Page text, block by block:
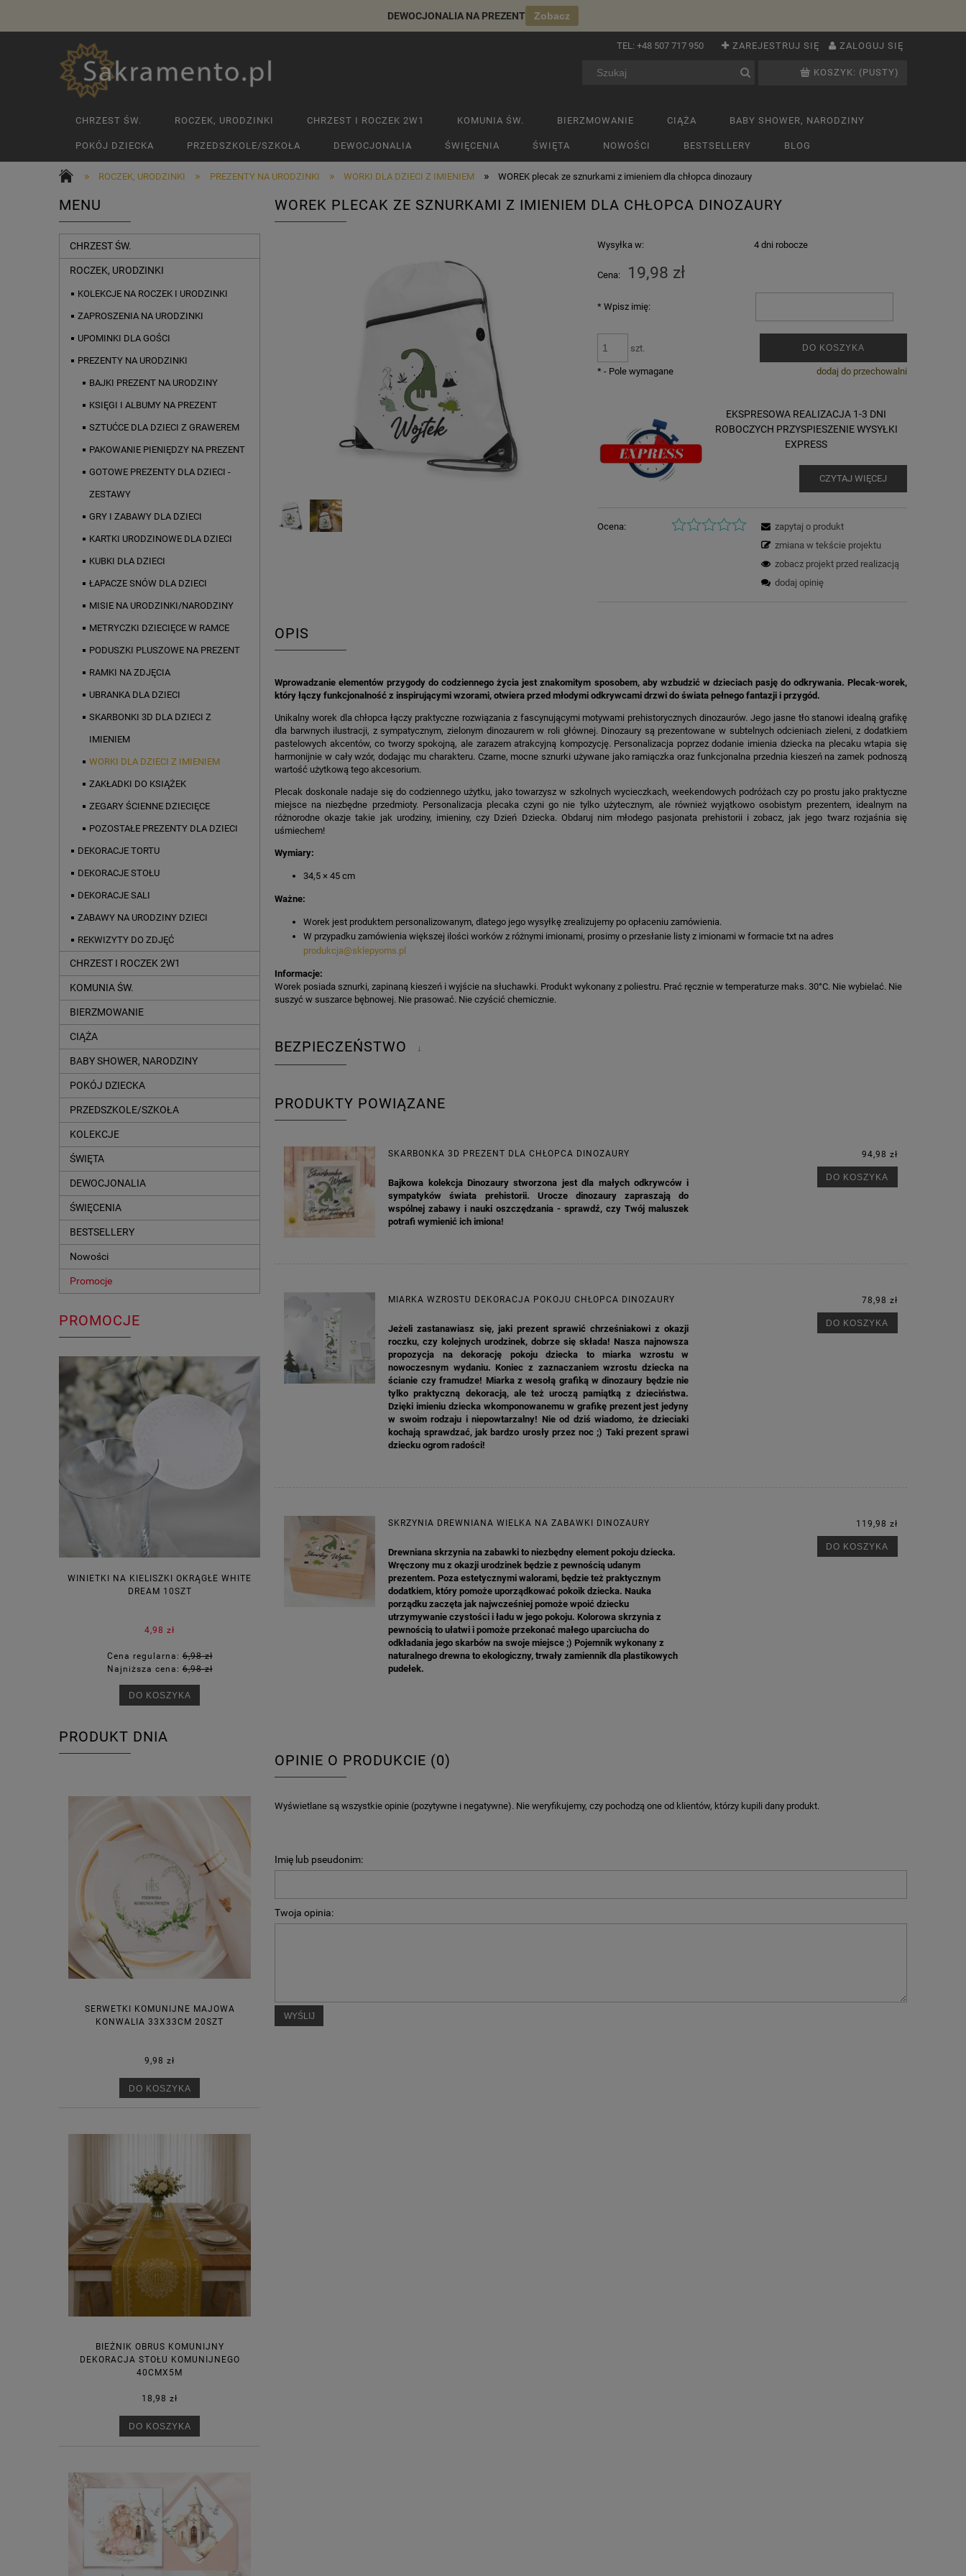
DEWOCJONALIA NA PREZENT Zobacz
ZAREJESTRUJ SIĘ ZALOGUJ SIĘ
TEL: +48 507 717 950
KOSZYK: (PUSTY)
CHRZEST ŚW. ROCZEK, URODZINKI CHRZEST I ROCZEK 2W1 KOMUNIA ŚW. BIERZMOWANIE CIĄŻA BABY SHOWER, NARODZINY
POKÓJ DZIECKA PRZEDSZKOLE/SZKOŁA DEWOCJONALIA ŚWIĘCENIA ŚWIĘTA NOWOŚCI BESTSELLERY BLOG
» ROCZEK, URODZINKI » PREZENTY NA URODZINKI » WORKI DLA DZIECI Z IMIENIEM » WOREK plecak ze sznurkami z imieniem dla chłopca dinozaury
MENU
CHRZEST ŚW.
ROCZEK, URODZINKI
KOLEKCJE NA ROCZEK I URODZINKI
ZAPROSZENIA NA URODZINKI
UPOMINKI DLA GOŚCI
PREZENTY NA URODZINKI
BAJKI PREZENT NA URODZINY
KSIĘGI I ALBUMY NA PREZENT
SZTUĆCE DLA DZIECI Z GRAWEREM
PAKOWANIE PIENIĘDZY NA PREZENT
GOTOWE PREZENTY DLA DZIECI -
ZESTAWY
GRY I ZABAWY DLA DZIECI
KARTKI URODZINOWE DLA DZIECI
KUBKI DLA DZIECI
ŁAPACZE SNÓW DLA DZIECI
MISIE NA URODZINKI/NARODZINY
METRYCZKI DZIECIĘCE W RAMCE
PODUSZKI PLUSZOWE NA PREZENT
RAMKI NA ZDJĘCIA
UBRANKA DLA DZIECI
SKARBONKI 3D DLA DZIECI Z
IMIENIEM
WORKI DLA DZIECI Z IMIENIEM
ZAKŁADKI DO KSIĄŻEK
ZEGARY ŚCIENNE DZIECIĘCE
POZOSTAŁE PREZENTY DLA DZIECI
DEKORACJE TORTU
DEKORACJE STOŁU
DEKORACJE SALI
ZABAWY NA URODZINY DZIECI
REKWIZYTY DO ZDJĘĆ
CHRZEST I ROCZEK 2W1
KOMUNIA ŚW.
BIERZMOWANIE
CIĄŻA
BABY SHOWER, NARODZINY
POKÓJ DZIECKA
PRZEDSZKOLE/SZKOŁA
KOLEKCJE
ŚWIĘTA
DEWOCJONALIA
ŚWIĘCENIA
BESTSELLERY
Nowości
Promocje
PROMOCJE
WINIETKI NA KIELISZKI OKRĄGŁE WHITE
DREAM 10SZT
4,98 zł
Cena regularna:6,98 zł
Najniższa cena:6,98 zł
DO KOSZYKA
PUDEŁECZKA PODZIĘKOWANIE ZŁOTA
KORONKA KWADRAT 10SZT
9,98 zł
3,00 zł
GIRLANDA BIAŁE PIÓRKA ZE ZŁOTEM
4,30 zł
Cena regularna:7,30 zł
PRODUKT DNIA
SERWETKI KOMUNIJNE MAJOWA
KONWALIA 33X33CM 20SZT
9,98 zł
DO KOSZYKA
BIEŻNIK OBRUS KOMUNIJNY
DEKORACJA STOŁU KOMUNIJNEGO
40CMX5M
18,98 zł
DO KOSZYKA
WOREK PLECAK ZE SZNURKAMI Z IMIENIEM DLA CHŁOPCA DINOZAURY
Wysyłka w: 4 dni robocze
Cena: 19,98 zł
* Wpisz imię:
szt. DO KOSZYKA
dodaj do przechowalni
* - Pole wymagane
EKSPRESOWA REALIZACJA 1-3 DNI
ROBOCZYCH PRZYSPIESZENIE WYSYŁKI
EXPRESS
CZYTAJ WIĘCEJ
Ocena:
zapytaj o produkt
zmiana w tekście projektu
zobacz projekt przed realizacją
dodaj opinię
OPIS
Wprowadzanie elementów przygody do codziennego życia jest znakomitym sposobem, aby wzbudzić w dzieciach pasję do odkrywania. Plecak-worek,
który łączy funkcjonalność z inspirującymi wzorami, otwiera przed młodymi odkrywcami drzwi do świata pełnego fantazji i przygód.
Unikalny worek dla chłopca łączy praktyczne rozwiązania z fascynującymi motywami prehistorycznych dinozaurów. Jego jasne tło stanowi idealną grafikę
dla barwnych ilustracji, z sympatycznym, zielonym dinozaurem w roli głównej. Dinozaury są prezentowane w subtelnych odcieniach zieleni, z dodatkiem
pastelowych akcentów, co tworzy spokojną, ale zarazem atrakcyjną kompozycję. Personalizacja poprzez dodanie imienia dziecka na plecaku wtapia się
harmonijnie w cały wzór, dodając mu charakteru. Czarne, mocne sznurki używane jako ramiączka oraz funkcjonalna przednia kieszeń na zamek podnoszą
wartość użytkową tego akcesorium.
Plecak doskonale nadaje się do codziennego użytku, jako towarzysz w szkolnych wycieczkach, weekendowych podróżach czy po prostu jako praktyczne
miejsce na niezbędne przedmioty. Personalizacja plecaka czyni go nie tylko użytecznym, ale również wyjątkowo osobistym prezentem, idealnym na
różnorodne okazje takie jak urodziny, imieniny, czy Dzień Dziecka. Obdaruj nim młodego pasjonata prehistorii i zobacz, jak jego twarz rozjaśnia się
uśmiechem!
Wymiary:
34,5 × 45 cm
Ważne:
Worek jest produktem personalizowanym, dlatego jego wysyłkę zrealizujemy po opłaceniu zamówienia.
W przypadku zamówienia większej ilości worków z różnymi imionami, prosimy o przesłanie listy z imionami w formacie txt na adres
produkcja@sklepyoms.pl
Informacje:
Worek posiada sznurki, zapinaną kieszeń i wyjście na słuchawki. Produkt wykonany z poliestru. Prać ręcznie w temperaturze maks. 30°C. Nie wybielać. Nie
suszyć w suszarce bębnowej. Nie prasować. Nie czyścić chemicznie.
BEZPIECZEŃSTWO ↓
PRODUKTY POWIĄZANE
SKARBONKA 3D PREZENT DLA CHŁOPCA DINOZAURY
Bajkowa kolekcja Dinozaury stworzona jest dla małych odkrywców i
sympatyków świata prehistorii. Urocze dinozaury zapraszają do
wspólnej zabawy i nauki oszczędzania - sprawdź, czy Twój maluszek
potrafi wymienić ich imiona!
94,98 zł
DO KOSZYKA
MIARKA WZROSTU DEKORACJA POKOJU CHŁOPCA DINOZAURY
Jeżeli zastanawiasz się, jaki prezent sprawić chrześniakowi z okazji
roczku, czy kolejnych urodzinek, dobrze się składa! Nasza najnowsza
propozycja na dekorację pokoju dziecka to miarka wzrostu w
nowoczesnym wydaniu. Koniec z zaznaczaniem wzrostu dziecka na
ścianie czy framudze! Miarka z wesołą grafiką w dinozaury będzie nie
tylko praktyczną dekoracją, ale też uroczą pamiątką z dzieciństwa.
Dzięki imieniu dziecka wkomponowanemu w grafikę prezent jest jedyny
w swoim rodzaju i niepowtarzalny! Nie od dziś wiadomo, że dzieciaki
kochają sprawdzać, jak bardzo urosły przez noc ;) Taki prezent sprawi
dziecku ogrom radości!
78,98 zł
DO KOSZYKA
SKRZYNIA DREWNIANA WIELKA NA ZABAWKI DINOZAURY
Drewniana skrzynia na zabawki to niezbędny element pokoju dziecka.
Wręczony mu z okazji urodzinek będzie z pewnością udanym
prezentem. Poza estetycznymi walorami, będzie też praktycznym
dodatkiem, który pomoże uporządkować pokoik dziecka. Nauka
porządku zaczęta jak najwcześniej pomoże wpoić dziecku
utrzymywanie czystości i ładu w jego pokoju. Kolorowa skrzynia z
pewnością to ułatwi i pomoże przekonać małego uparciucha do
odkładania jego skarbów na swoje miejsce ;) Pojemnik wykonany z
naturalnego drewna to ekologiczny, trwały zamiennik dla plastikowych
pudełek.
119,98 zł
DO KOSZYKA
OPINIE O PRODUKCIE (0)
Wyświetlane są wszystkie opinie (pozytywne i negatywne). Nie weryfikujemy, czy pochodzą one od klientów, którzy kupili dany produkt.
Imię lub pseudonim:
Twoja opinia:
WYŚLIJ